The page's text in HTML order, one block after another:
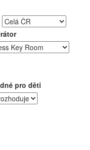
pro děti